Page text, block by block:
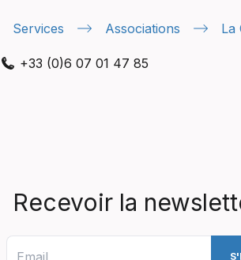
Services Associations La
+33 (0)6 07 01 47 85
Recevoir la